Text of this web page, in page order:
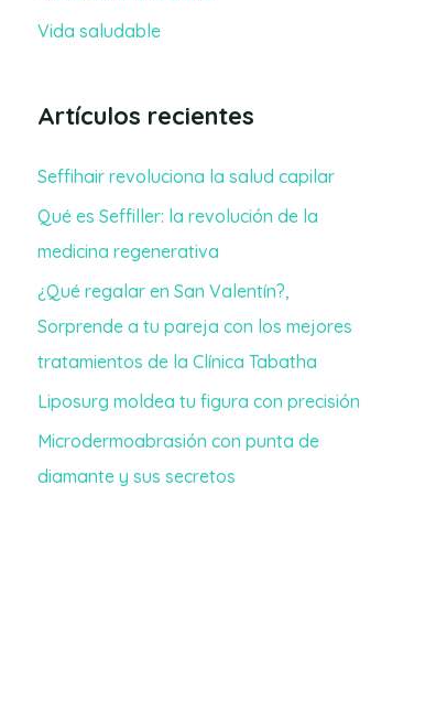
Vida saludable
Artículos recientes
Seffihair revoluciona la salud capilar
Qué es Seffiller: la revolución de la
medicina regenerativa
¿Qué regalar en San Valentín?,
Sorprende a tu pareja con los mejores
tratamientos de la Clínica Tabatha
Liposurg moldea tu figura con precisión
Microdermoabrasión con punta de
diamante y sus secretos